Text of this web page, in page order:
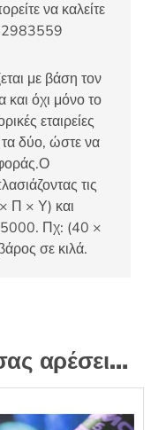
να καλείτε
με βάση τον
όχι μόνο το
εταιρείες
δύο, ώστε να
τις
× Π × Υ) και
5000. Πχ: (40 ×
σε κιλά.
αρέσει…